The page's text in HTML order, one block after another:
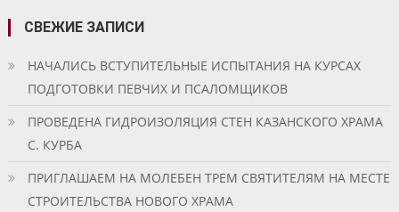
СВЕЖИЕ ЗАПИСИ
НАЧАЛИСЬ ВСТУПИТЕЛЬНЫЕ ИСПЫТАНИЯ НА КУРСАХ
ПОДГОТОВКИ ПЕВЧИХ И ПСАЛОМЩИКОВ
ПРОВЕДЕНА ГИДРОИЗОЛЯЦИЯ СТЕН КАЗАНСКОГО ХРАМА
С. КУРБА
ПРИГЛАШАЕМ НА МОЛЕБЕН ТРЕМ СВЯТИТЕЛЯМ НА МЕСТЕ
СТРОИТЕЛЬСТВА НОВОГО ХРАМА